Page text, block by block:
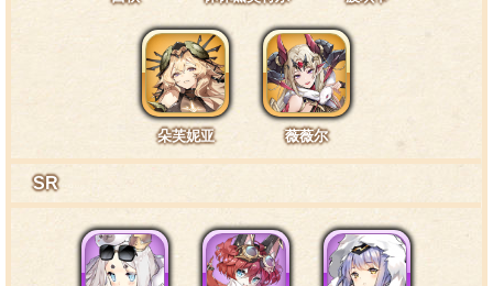
朵芙妮亚 薇薇尔
SR